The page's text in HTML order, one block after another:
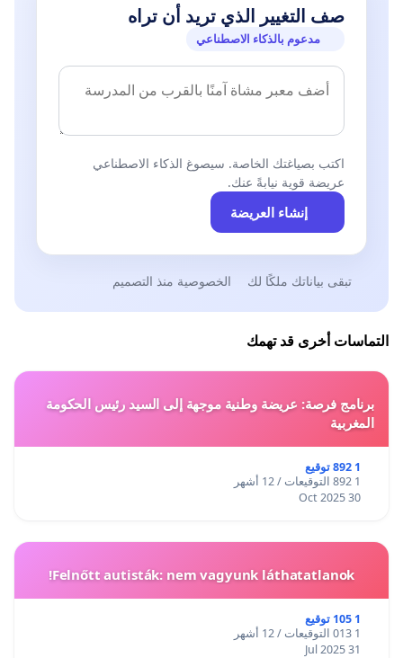
صف التغيير الذي تريد أن تراه
مدعوم بالذكاء الاصطناعي
اكتب بصياغتك الخاصة. سيصوغ الذكاء الاصطناعي
عريضة قوية نيابةً عنك.
إنشاء العريضة
تبقى بياناتك ملكًا لك الخصوصية منذ التصميم
التماسات أخرى قد تهمك
برنامج فرصة: عريضة وطنية موجهة إلى السيد رئيس الحكومة
المغربية
1 892 توقيع
1 892 التوقيعات / 12 أشهر
30 Oct 2025
Felnőtt autisták: nem vagyunk láthatatlanok!
1 105 توقيع
1 013 التوقيعات / 12 أشهر
31 Jul 2025